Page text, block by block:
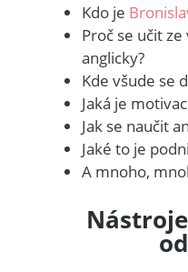
Kdo je
Proč se učit
anglicky?
Kde všude se
Jaká je
Jak se naučit
Jaké to je
A mnoho,